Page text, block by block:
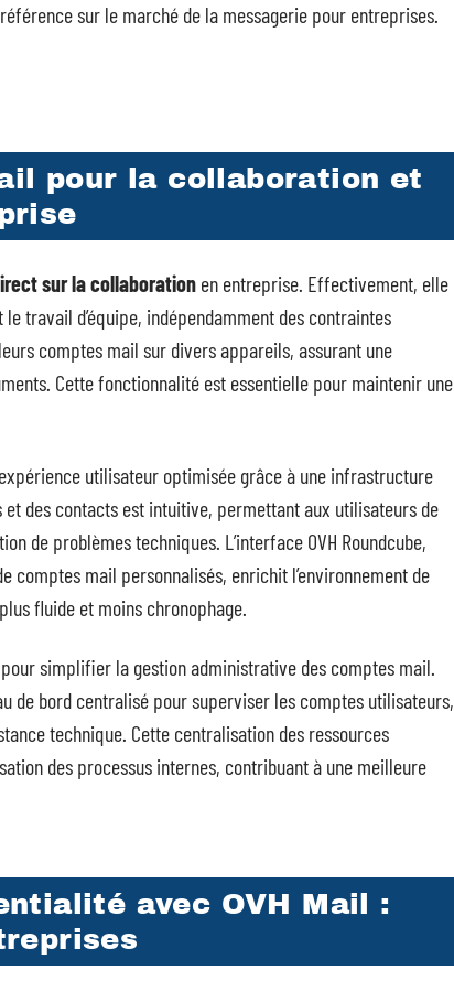
sur le marché de la messagerie pour entreprises.
pour la collaboration et
sur la collaboration en entreprise. Effectivement, elle
travail d’équipe, indépendamment des contraintes
comptes mail sur divers appareils, assurant une
Cette fonctionnalité est essentielle pour maintenir une
utilisateur optimisée grâce à une infrastructure
des contacts est intuitive, permettant aux utilisateurs de
de problèmes techniques. L’interface OVH Roundcube,
comptes mail personnalisés, enrichit l’environnement de
fluide et moins chronophage.
simplifier la gestion administrative des comptes mail.
de bord centralisé pour superviser les comptes utilisateurs,
technique. Cette centralisation des ressources
des processus internes, contribuant à une meilleure
avec OVH Mail :